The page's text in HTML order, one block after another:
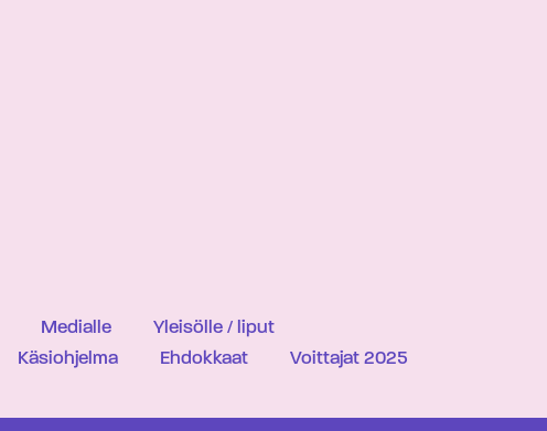
Medialle
Yleisölle / liput
Käsiohjelma Ehdokkaat
Voittajat 2025